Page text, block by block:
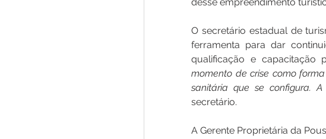
desse empreendimento
O secretário estadual de
ferramenta para dar
qualificação e capacitação
momento de crise como
sanitária que se configura.
secretário.
A Gerente Proprietária da